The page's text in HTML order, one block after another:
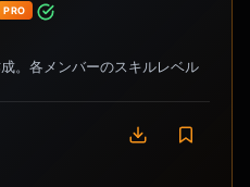
PRO
。各メンバーのスキルレベル